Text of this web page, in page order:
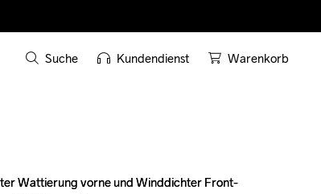
Suche Kundendienst Warenkorb
Wattierung vorne und Winddichter Front-
Wattierung vorne und Winddichter Front-